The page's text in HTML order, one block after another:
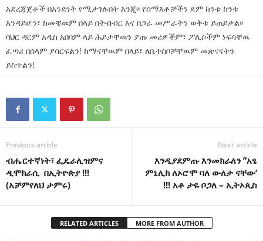
አደረጃጀቶች በአንድነት የሚታገሉበት እንጂ፡፡ የሰማእቶቻችን ደም ከንቱ ከንቱ
እንዳይሆን፣ ከመቼዉም በላይ በትብብር እና በጋራ መሥራትን ወቅቱ ይጠይቃል፡፡
ባህር ዳርም አዲስ አበባም ላይ ሕይታቸዉን ያጡ መሪዎችም፣ ፖሊሶችም ነፍሳቸዉ
ፈጣሪ በሰላም ያሳርፍልን! ከማናቸዉም በላይ፣ ለቤተሰቦቻቸዉም መጽናናትን
ይስጥልን!
Previous article
ብሔርተኛነት፣ ፌዴራሊዝምና
ዲሞክራሲ በኢትዮጵያ !!!
(አቻምየለህ ታምሩ)
Next article
እንዲያደምጡ እንመክራለን ’’አፄ
ምኒሊክ ለኦሮሞ ባለ ውለታ ናቸው’
!!! አቶ ታዬ ቦጋለ – ኢትኦጲስ
RELATED ARTICLES MORE FROM AUTHOR